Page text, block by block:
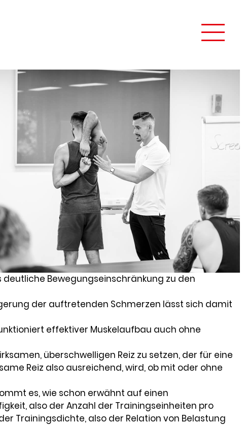
Bewegungseinschränkung zu den
der auftretenden Schmerzen lässt sich damit
effektiver Muskelaufbau auch ohne
überschwelligen Reiz zu setzen, der für eine
Reiz also ausreichend, wird, ob mit oder ohne
es, wie schon erwähnt auf einen
also der Anzahl der Trainingseinheiten pro
Trainingsdichte, also der Relation von Belastung